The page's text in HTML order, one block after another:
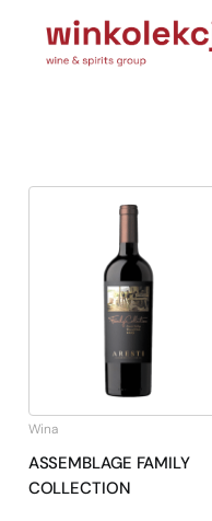
Wina
ASSEMBLAGE FAMILY
COLLECTION